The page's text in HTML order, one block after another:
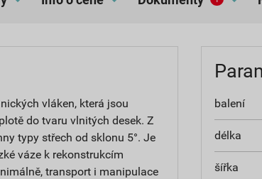
vláken, která jsou
do tvaru vlnitých desek. Z
typy střech od sklonu 5°. Je
váze k rekonstrukcím
transport i manipulace
balení
délka
šířka